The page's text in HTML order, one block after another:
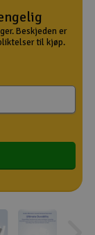
Beskjeden er
til kjøp.